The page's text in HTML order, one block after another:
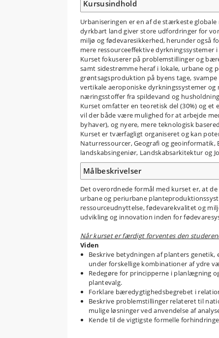
Kursusindhold
Urbaniseringen er en af de stærkeste
dyrkbart land giver store udfordringer for
miljø og fødevaresikkerhed, herunder også
mere ressourceeffektive dyrkningssystemer
Kurset fokuserer på problemstillinger og
samt sidestrømme heraf i lokale, urbane og
grøntsagsproduktion på byens tage,
vertikale aeroponiske dyrkningssystemer
næringsstoffer fra spildevand og
Kurset omfatter en teoretisk del (30%) og
vil der både være mulighed for at arbejde
byhaver), og nyere, mere teknologisk
Kurset er tværfagligt organiseret og kan
Naturressourcer, Geografi og
landskabsingeniør, Landskabsarkitektur og
Målbeskrivelser
Det overordnede formål med kurset er, at
urbane og periurbane
ressourceudnyttelse, fødevarekvalitet og
udvikling og innovation inden for
Når kurset er færdigt forventes den
Viden
Beskrive betydningen af planters
under forskellige kombinationer af ydre
Redegøre for principperne i planlægning
plantevalg.
Forklare bæredygtighedsbegrebet i
Beskrive problemstillinger relateret til
mulige løsninger ved anvendelse af
Kende til de vigtigste formelle